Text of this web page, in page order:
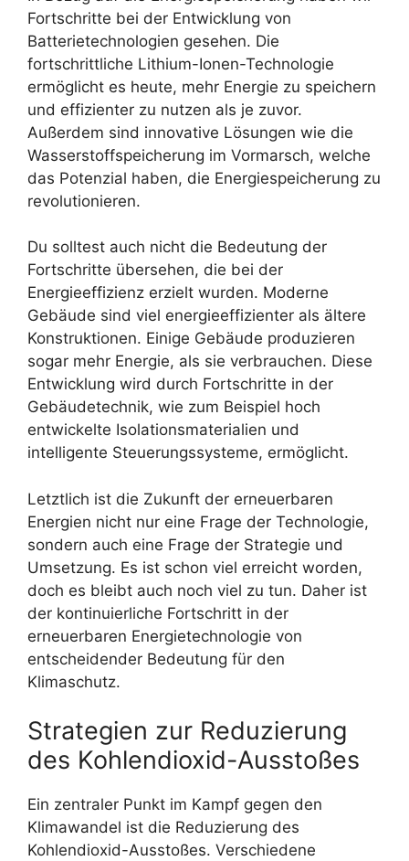
Fortschritte bei der Entwicklung von
Batterietechnologien gesehen. Die
fortschrittliche Lithium-Ionen-Technologie
ermöglicht es heute, mehr Energie zu speichern
und effizienter zu nutzen als je zuvor.
Außerdem sind innovative Lösungen wie die
Wasserstoffspeicherung im Vormarsch, welche
das Potenzial haben, die Energiespeicherung zu
revolutionieren.
Du solltest auch nicht die Bedeutung der
Fortschritte übersehen, die bei der
Energieeffizienz erzielt wurden. Moderne
Gebäude sind viel energieeffizienter als ältere
Konstruktionen. Einige Gebäude produzieren
sogar mehr Energie, als sie verbrauchen. Diese
Entwicklung wird durch Fortschritte in der
Gebäudetechnik, wie zum Beispiel hoch
entwickelte Isolationsmaterialien und
intelligente Steuerungssysteme, ermöglicht.
Letztlich ist die Zukunft der erneuerbaren
Energien nicht nur eine Frage der Technologie,
sondern auch eine Frage der Strategie und
Umsetzung. Es ist schon viel erreicht worden,
doch es bleibt auch noch viel zu tun. Daher ist
der kontinuierliche Fortschritt in der
erneuerbaren Energietechnologie von
entscheidender Bedeutung für den
Klimaschutz.
Strategien zur Reduzierung
des Kohlendioxid-Ausstoßes
Ein zentraler Punkt im Kampf gegen den
Klimawandel ist die Reduzierung des
Kohlendioxid-Ausstoßes. Verschiedene